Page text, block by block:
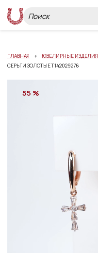
ГЛАВНАЯ ЮВЕЛИРНЫЕ ИЗДЕЛИЯ
СЕРЬГИ ЗОЛОТЫЕ Т142029276
55 %